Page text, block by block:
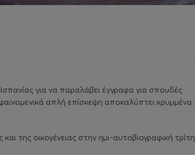
για να παραλάβει έγγραφα για σπουδές
απλή επίσκεψη αποκαλύπτει κρυμμένα
της οικογένειας στην ημι-αυτοβιογραφική τρίτη